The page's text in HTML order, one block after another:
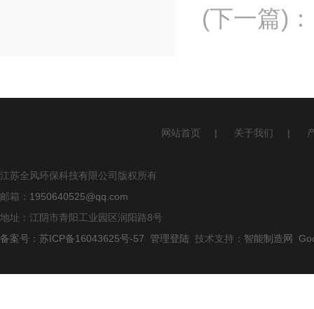
(下一篇) ：
网站首页 | 关于我们 |
江苏全风环保科技有限公司版权所有
邮箱： 1950640525@qq.com
地址：江阴市青阳工业园区润阳路8号
备案号：苏ICP备16043625号-57
管理登陆 技术支持： 智能制造网